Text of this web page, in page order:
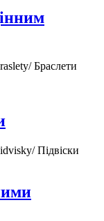
Браслети
Підвіски